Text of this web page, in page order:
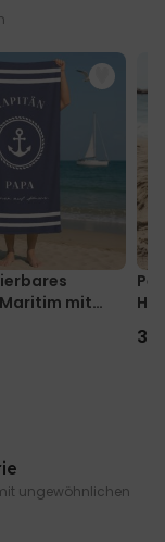
mit
ungewöhnlichen